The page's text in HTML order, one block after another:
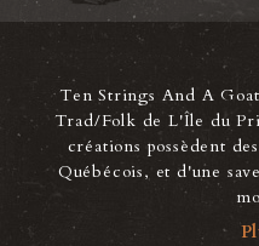
Ten Strings And A
Trad/Folk de L'Île du
créations possèdent
Québécois, et d'une